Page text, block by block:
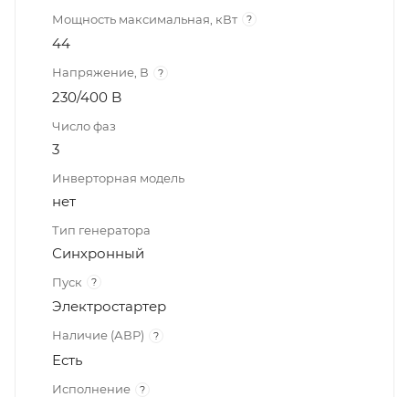
Мощность максимальная, кВт ?
44
Напряжение, В ?
230/400 B
Число фаз
3
Инверторная модель
нет
Тип генератора
Синхронный
Пуск ?
Электростартер
Наличие (АВР) ?
Есть
Исполнение ?